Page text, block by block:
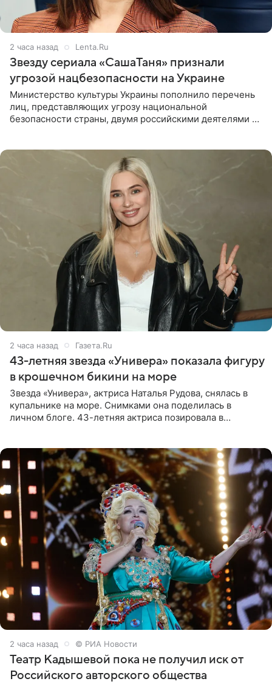
2 часа назад Lenta.Ru
Звезду сериала «СашаТаня» признали
угрозой нацбезопасности на Украине
Министерство культуры Украины пополнило перечень
лиц, представляющих угрозу национальной
безопасности страны, двумя российскими деятелями —
2 часа назад Газета.Ru
43-летняя звезда «Универа» показала фигуру
в крошечном бикини на море
Звезда «Универа», актриса Наталья Рудова, снялась в
купальнике на море. Снимками она поделилась в
личном блоге. 43-летняя актриса позировала в
2 часа назад © РИА Новости
Театр Кадышевой пока не получил иск от
Российского авторского общества